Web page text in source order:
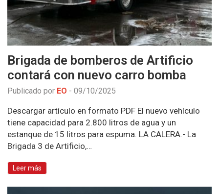
Brigada de bomberos de Artificio
contará con nuevo carro bomba
Publicado por EO - 09/10/2025
Descargar artículo en formato PDF El nuevo vehículo
tiene capacidad para 2.800 litros de agua y un
estanque de 15 litros para espuma. LA CALERA.- La
Brigada 3 de Artificio,…
Leer más